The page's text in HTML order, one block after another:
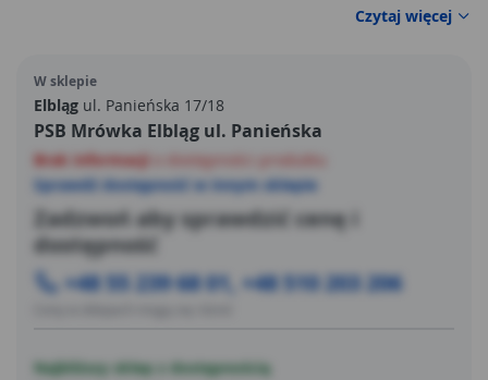
Czytaj więcej
W sklepie
Elbląg ul. Panieńska 17/18
PSB Mrówka Elbląg ul. Panieńska
Brak informacji
Sprawdź dostępność w innym sklepie
Zadzwoń aby sprawdzić cenę i
dostępność
+48 55 239 68 01, +48 510 203 206
Najbliższy sklep z dostępnością